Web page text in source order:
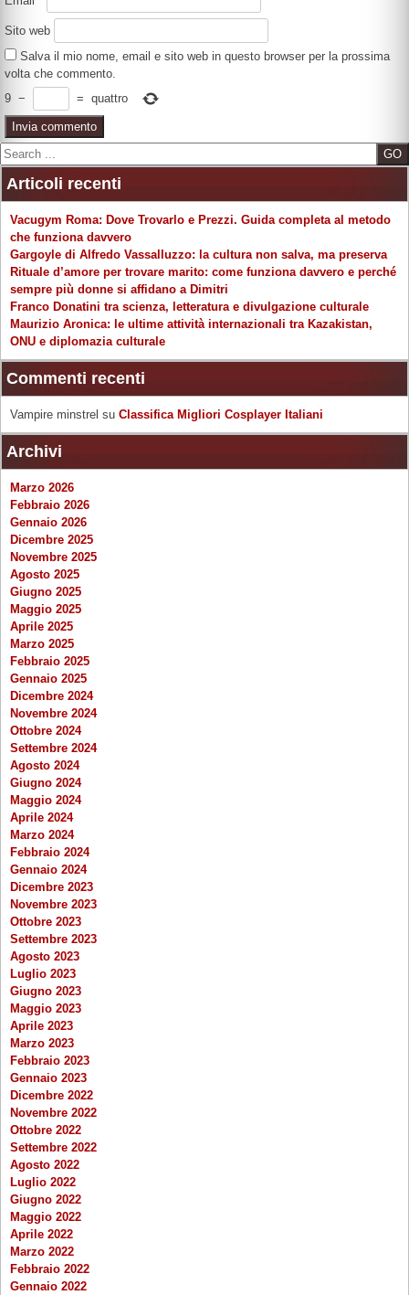
Sito web
Salva il mio nome, email e sito web in questo browser per la prossima
volta che commento.
9 − = quattro
Search
Articoli recenti
Vacugym Roma: Dove Trovarlo e Prezzi. Guida completa al metodo
che funziona davvero
Gargoyle di Alfredo Vassalluzzo: la cultura non salva, ma preserva
Rituale d’amore per trovare marito: come funziona davvero e perché
sempre più donne si affidano a Dimitri
Franco Donatini tra scienza, letteratura e divulgazione culturale
Maurizio Aronica: le ultime attività internazionali tra Kazakistan,
ONU e diplomazia culturale
Commenti recenti
Vampire minstrel su Classifica Migliori Cosplayer Italiani
Archivi
Marzo 2026
Febbraio 2026
Gennaio 2026
Dicembre 2025
Novembre 2025
Agosto 2025
Giugno 2025
Maggio 2025
Aprile 2025
Marzo 2025
Febbraio 2025
Gennaio 2025
Dicembre 2024
Novembre 2024
Ottobre 2024
Settembre 2024
Agosto 2024
Giugno 2024
Maggio 2024
Aprile 2024
Marzo 2024
Febbraio 2024
Gennaio 2024
Dicembre 2023
Novembre 2023
Ottobre 2023
Settembre 2023
Agosto 2023
Luglio 2023
Giugno 2023
Maggio 2023
Aprile 2023
Marzo 2023
Febbraio 2023
Gennaio 2023
Dicembre 2022
Novembre 2022
Ottobre 2022
Settembre 2022
Agosto 2022
Luglio 2022
Giugno 2022
Maggio 2022
Aprile 2022
Marzo 2022
Febbraio 2022
Gennaio 2022